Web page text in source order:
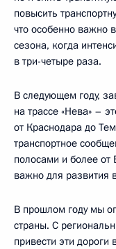
повысить
что особенно важно
сезона, когда
в три-четыре раза.
В следующем году,
на трассе «Нева» –
от Краснодара до
транспортное
полосами и более от
важно для развития
В прошлом году мы
страны. С
привести эти